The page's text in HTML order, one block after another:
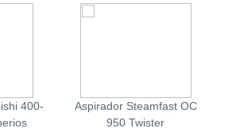
400-
Aspirador Steamfast OC
950 Twister